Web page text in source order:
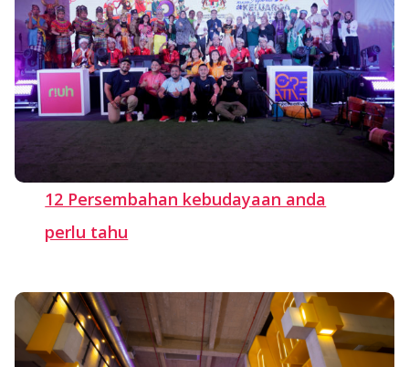
12 Persembahan kebudayaan anda
perlu tahu